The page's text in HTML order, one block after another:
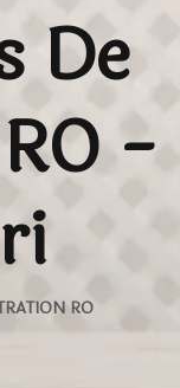
De
-
RO